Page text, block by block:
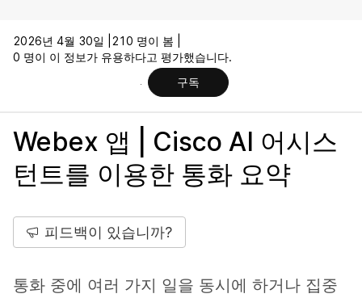
2026년 4월 30일 |
210 명이 봄 |
0 명이 이 정보가 유용하다고 평가했습니다.
구독
Webex 앱 | Cisco AI 어시스
턴트를 이용한 통화 요약
피드백이 있습니까?
통화 중에 여러 가지 일을 동시에 하거나 집중